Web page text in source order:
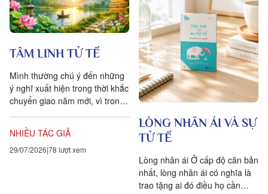
TÂM LINH TỬ TẾ
Mình thường chú ý đến những
ý nghĩ xuất hiện trong thời khắc
chuyển giao năm mới, vì trong
những dự cảm,...
NHIỀU TÁC GIẢ
29/07/2026 78 lượt xem
LÒNG NHÂN ÁI VÀ SỰ
TỬ TẾ
Lòng nhân ái Ở cấp độ căn bản
nhất, lòng nhân ái có nghĩa là
trao tặng ai đó điều họ cần